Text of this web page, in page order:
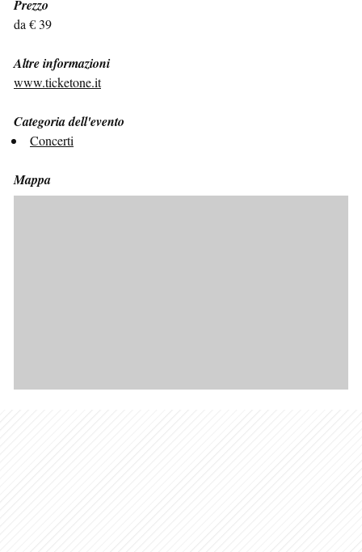
Prezzo
da € 39
Altre informazioni
www.ticketone.it
Categoria dell'evento
Concerti
Mappa